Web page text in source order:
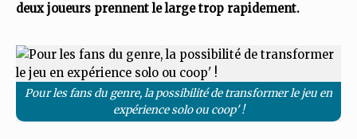
deux joueurs prennent le large trop rapidement.
Pour les fans du genre, la possibilité de transformer le jeu en
expérience solo ou coop' !